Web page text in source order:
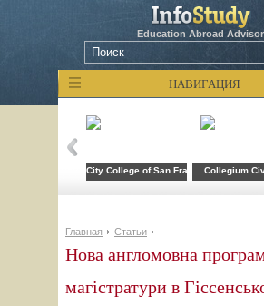
Education Abroad Advisor
НАВИГАЦИЯ
City College of San FranciscoCollegium
Главная Статьи
Нова англомовна
магістратури в